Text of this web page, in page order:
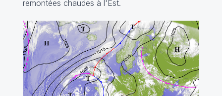
remontées chaudes à l'Est.